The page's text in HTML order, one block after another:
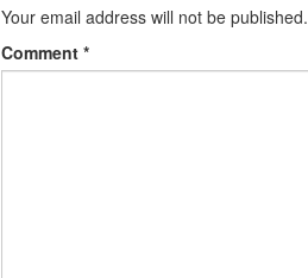
Your email address will not be published.
Comment *